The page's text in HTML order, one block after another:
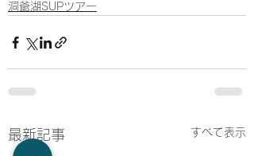
洞爺湖SUPツアー
最新記事 すべて表示